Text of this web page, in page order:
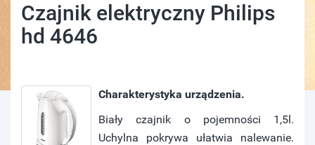
Czajnik elektryczny Philips
hd 4646
Charakterystyka urządzenia.
Biały czajnik o pojemności 1,5l.
Uchylna pokrywa ułatwia nalewanie.